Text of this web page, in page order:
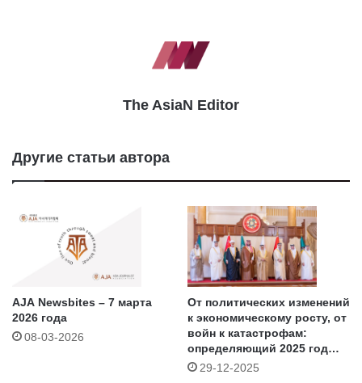
The AsiaN Editor
Другие статьи автора
AJA Newsbites – 7 марта
2026 года
08-03-2026
От политических изменений
к экономическому росту, от
войн к катастрофам:
определяющий 2025 год
для Азии (XI) – Ближний
29-12-2025